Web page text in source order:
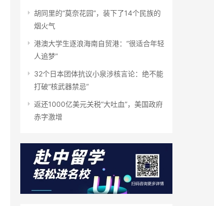
胡同里的“莫奈花园”，装下了14个民族的
烟火气
港澳大学生逐浪海南自贸港：“很适合年轻
人追梦”
32个日本团体抗议小泉涉核言论：绝不能
打破“核武器禁忌”
返还1000亿美元关税“大吐血”，美国政府
赤字激增